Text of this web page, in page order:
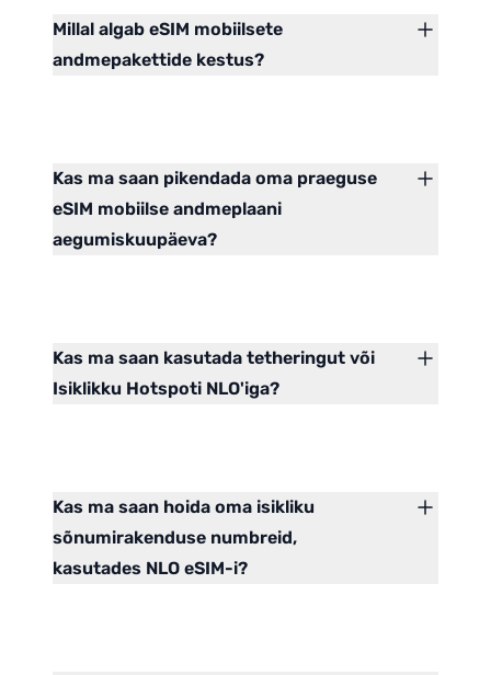
Millal algab eSIM mobiilsete
andmepakettide kestus?
Kas ma saan pikendada oma praeguse
eSIM mobiilse andmeplaani
aegumiskuupäeva?
Kas ma saan kasutada tetheringut või
Isiklikku Hotspoti NLO'iga?
Kas ma saan hoida oma isikliku
sõnumirakenduse numbreid,
kasutades NLO eSIM-i?